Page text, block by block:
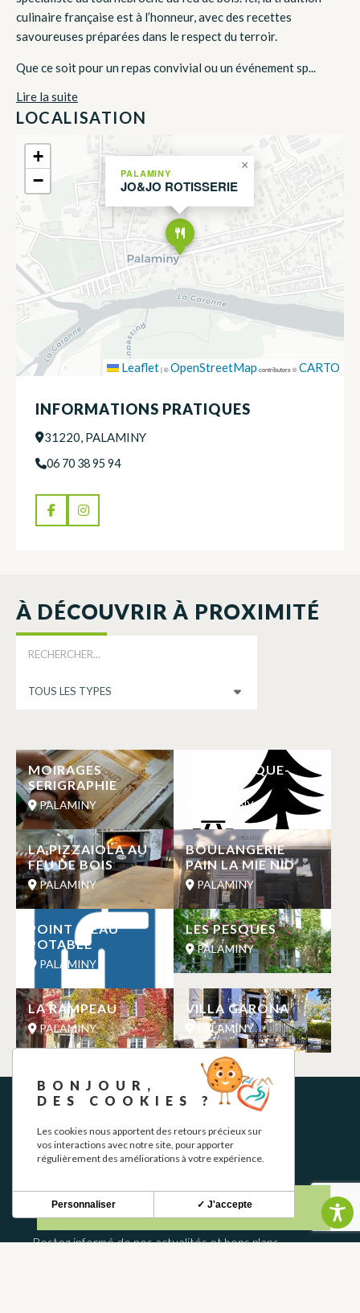
culinaire française est à l’honneur, avec des recettes
savoureuses préparées dans le respect du terroir.
Que ce soit pour un repas convivial ou un événement sp...
Lire la suite
LOCALISATION
PALAMINY
JO&JO ROTISSERIE
×
+
−
Leaflet|©OpenStreetMap contributors ©CARTO
INFORMATIONS PRATIQUES
31220, PALAMINY
06 70 38 95 94
À DÉCOUVRIR À PROXIMITÉ
MOIRAGES
SERIGRAPHIE
PALAMINY
AIRE DE PIQUE-
PALAMINY
LA PIZZAIOLA AU
FEU DE BOIS
PALAMINY
BOULANGERIE
PAIN LA MIE NID
PALAMINY
POINT D’EAU
POTABLE
PALAMINY
LES PESQUES
PALAMINY
LA RAMPEAU
PALAMINY
VILLA GARONA
PALAMINY
NEWSLETTER
Restez informé de nos actualités et bons plans.
BONJOUR,
DES COOKIES ?
Les cookies nous apportent des retours précieux sur
vos interactions avec notre site, pour apporter
régulièrement des améliorations à votre expérience.
✓ J'accepte
Personnaliser